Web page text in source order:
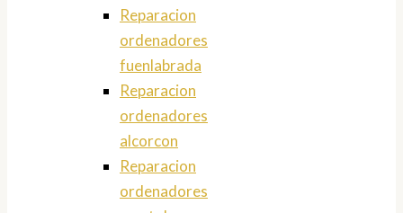
Reparacion
ordenadores
fuenlabrada
Reparacion
ordenadores
alcorcon
Reparacion
ordenadores